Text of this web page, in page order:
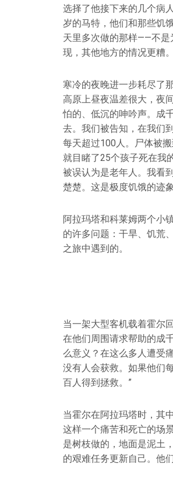
选择了他接下来的几个病
岁的马特，他们和那些饥
天里多次做的那样——不是
现，其他地方的情况更糟
寒冷的夜晚进一步耗尽了
高原上昼夜温差很大，夜
怕的、低沉的呻吟声。成
去。我们被告知，在我们
每天超过100人。尸体被
就目睹了25个孩子死在我
被误认为是老年人。我看
楚楚。这是极度饥饿的迹
阿拉玛塔和科莱姆两个小
的许多问题：干旱、饥荒
之旅中遇到的。
当一架大型客机载着霍尔
在他们周围请求帮助的成
么意义？在这么多人遭受
没有人会获救。如果他们
百人得到拯救。”
当霍尔在阿拉玛塔时，其
这样一个痛苦和死亡的场
是树枝做的，地面是泥土
的艰难任务更新自己。他